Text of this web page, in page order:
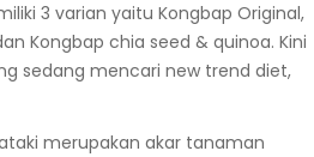
3 varian yaitu Kongbap Original,
Kongbap chia seed & quinoa. Kini
sedang mencari new trend diet,
merupakan akar tanaman